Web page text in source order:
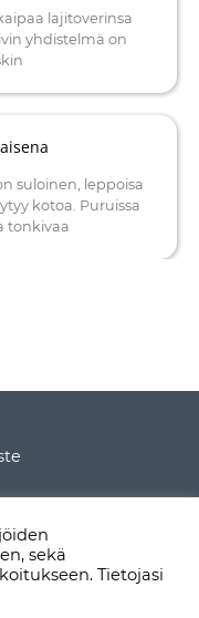
lajitoverinsa
yhdistelmä on
suloinen, leppoisa
kotoa. Puruissa
tonkivaa
sekä
Tietojasi